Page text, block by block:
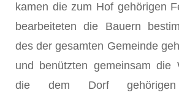
kamen die zum Hof gehörigen
be­arbeiteten die Bauern
des der gesamten Gemeinde
und benützten gemeinsam die
die dem Dorf